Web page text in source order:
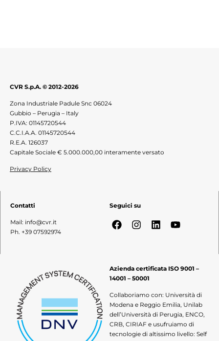
CVR S.p.A. © 2012-2026
Zona Industriale Padule Snc 06024
Gubbio – Perugia – Italy
P.IVA: 01145720544
C.C.I.A.A. 01145720544
R.E.A. 126037
Capitale Sociale € 5.000.000,00 interamente versato
Privacy Policy
Contatti
Mail: info@cvr.it
Ph. +39 07592974
Seguici su
Azienda certificata ISO 9001 –
14001 – 50001
Collaboriamo con: Università di
Modena e Reggio Emilia, Unilab
dell’Università di Perugia, ENCO,
CRB, CIRIAF e usufruiamo di
tecnologie di altissimo livello: Self